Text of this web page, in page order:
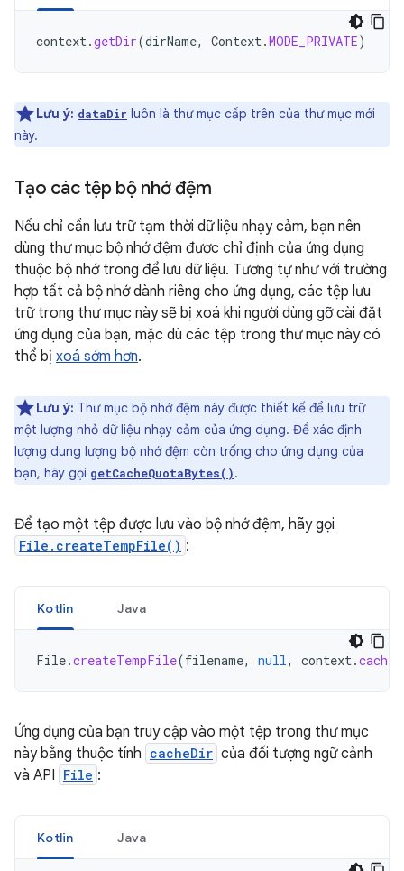
context.getDir(dirName, Context.MODE_PRIVATE)
Lưu ý: dataDir luôn là thư mục cấp trên của thư mục mới
này.
Tạo các tệp bộ nhớ đệm
Nếu chỉ cần lưu trữ tạm thời dữ liệu nhạy cảm, bạn nên
dùng thư mục bộ nhớ đệm được chỉ định của ứng dụng
thuộc bộ nhớ trong để lưu dữ liệu. Tương tự như với trường
hợp tất cả bộ nhớ dành riêng cho ứng dụng, các tệp lưu
trữ trong thư mục này sẽ bị xoá khi người dùng gỡ cài đặt
ứng dụng của bạn, mặc dù các tệp trong thư mục này có
thể bị xoá sớm hơn.
Lưu ý: Thư mục bộ nhớ đệm này được thiết kế để lưu trữ
một lượng nhỏ dữ liệu nhạy cảm của ứng dụng. Để xác định
lượng dung lượng bộ nhớ đệm còn trống cho ứng dụng của
bạn, hãy gọi getCacheQuotaBytes().
Để tạo một tệp được lưu vào bộ nhớ đệm, hãy gọi
File.createTempFile() :
Kotlin Java
File.createTempFile(filename, null, context.
Ứng dụng của bạn truy cập vào một tệp trong thư mục
này bằng thuộc tính cacheDir của đối tượng ngữ cảnh
và API File :
Kotlin Java